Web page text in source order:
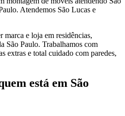
. Atendemos São Lucas e
marca e loja em residências,
São Paulo. Trabalhamos com
extras e total cuidado com paredes,
está em São